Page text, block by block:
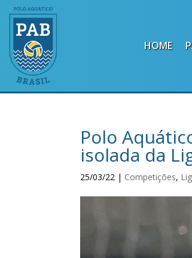
HOME
Polo
isolada da
25/03/22 | Competições,